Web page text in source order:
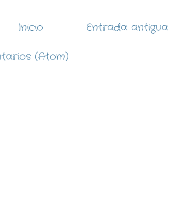
Entrada antigua
Inicio
(Atom)